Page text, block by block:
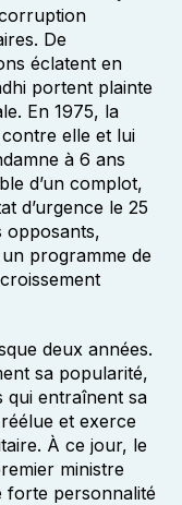
De
éclatent en
portent plainte
En 1975, la
elle et lui
à 6 ans
d’un complot,
d’urgence le 25
opposants,
programme de
deux années.
sa popularité,
qui entraînent sa
et exerce
À ce jour, le
ministre
forte personnalité